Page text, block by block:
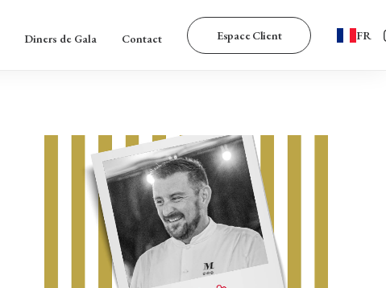
Diners de Gala Contact Espace Client FR